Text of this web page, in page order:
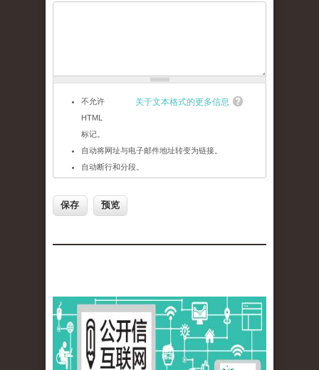
关于文本格式的更多信息
不允许
HTML
标记。
自动将网址与电子邮件地址转变为链接。
自动断行和分段。